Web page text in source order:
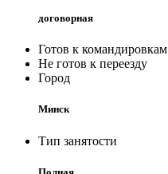
договорная
Готов к командировкам
Не готов к переезду
Город
Минск
Тип занятости